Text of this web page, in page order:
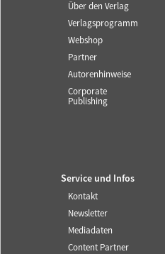
Über den Verlag
Verlagsprogramm
Webshop
Partner
Autorenhinweise
Corporate
Publishing
Service und Infos
Kontakt
Newsletter
Mediadaten
Content Partner